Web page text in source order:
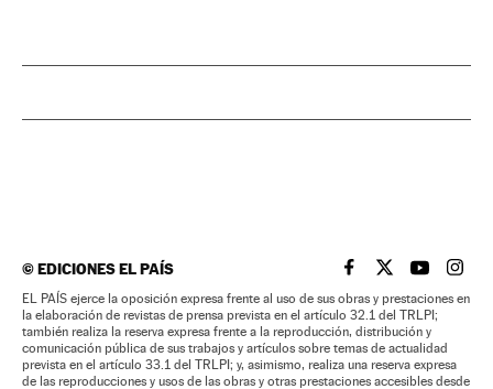
©EDICIONES EL PAÍS EL PAÍS BRASIL EN
EL PAÍSEL PAÍS
EL
EL PAÍS ejerce la oposición expresa frente al uso de sus obras y prestaciones en
la elaboración de revistas de prensa prevista en el artículo 32.1 del TRLPI;
también realiza la reserva expresa frente a la reproducción, distribución y
comunicación pública de sus trabajos y artículos sobre temas de actualidad
prevista en el artículo 33.1 del TRLPI; y, asimismo, realiza una reserva expresa
de las reproducciones y usos de las obras y otras prestaciones accesibles desde